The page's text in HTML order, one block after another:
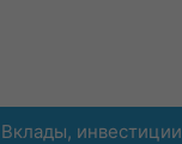
Вклады, инвестиции